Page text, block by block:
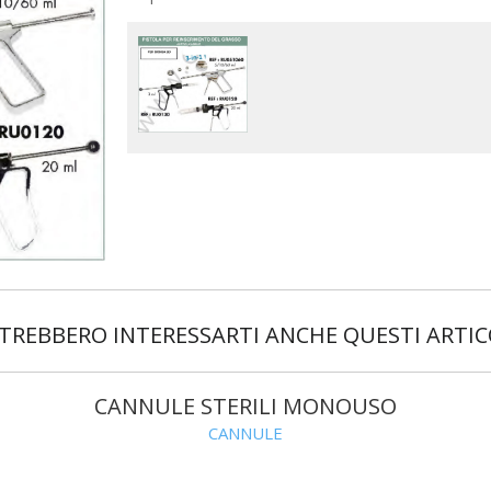
INTERESSARTI ANCHE QUESTI
CANNULE STERILI MONOUSO
CANNULE